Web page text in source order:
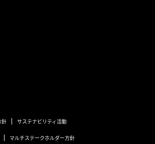
針 サステナビリティ活動
マルチステークホルダー方針